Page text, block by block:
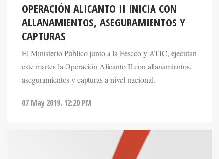
OPERACIÓN ALICANTO II INICIA CON
ALLANAMIENTOS, ASEGURAMIENTOS Y
CAPTURAS
El Ministerio Público junto a la Fescco y ATIC, ejecutan
este martes la Operación Alicanto II con allanamientos,
aseguramientos y capturas a nivel nacional.
07 May 2019. 12:20 PM